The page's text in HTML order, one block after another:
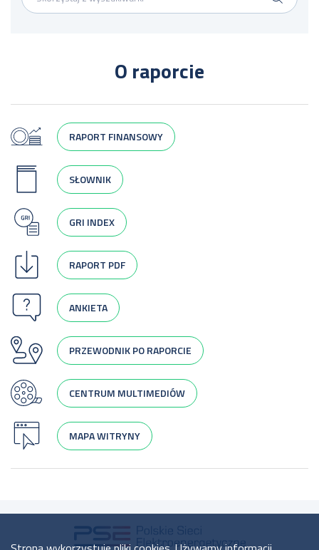
O raporcie
RAPORT FINANSOWY
SŁOWNIK
GRI INDEX
RAPORT PDF
ANKIETA
PRZEWODNIK PO RAPORCIE
CENTRUM MULTIMEDIÓW
MAPA WITRYNY